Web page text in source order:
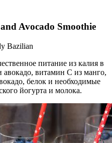
Avocado Smoothie
Bazilian
питание из калия в
витамин С из манго,
белок и необходимые
йогурта и молока.